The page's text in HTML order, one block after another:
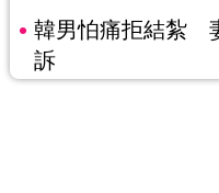
韓男怕痛拒結紮
訴